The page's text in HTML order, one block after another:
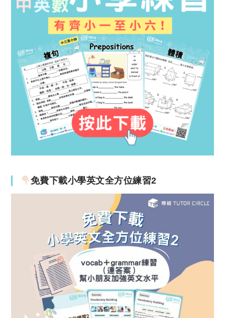
免費下載小學英文全方位練習2